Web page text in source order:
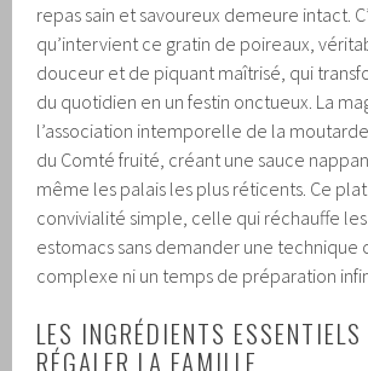
repas sain et savoureux demeure intact.
qu’intervient ce gratin de poireaux,
douceur et de piquant maîtrisé, qui
du quotidien en un festin onctueux. La
l’association intemporelle de la
du Comté fruité, créant une sauce
même les palais les plus réticents. Ce
convivialité simple, celle qui réchauffe
estomacs sans demander une technique
complexe ni un temps de préparation
LES INGRÉDIENTS ESSENTIELS
RÉGALER LA FAMILLE